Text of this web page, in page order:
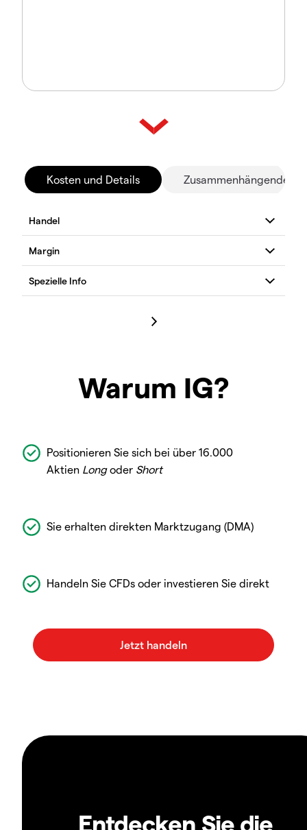
Kosten und Details Zusammenhängende
Warum IG?
Positionieren Sie sich bei über 16.000
Aktien Longoder Short
Sie erhalten direkten Marktzugang (DMA)
Handeln Sie CFDs oder investieren Sie direkt
Entdecken Sie die